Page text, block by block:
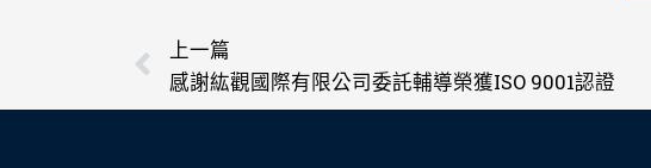
上一頁
上一篇
感謝紘觀國際有限公司委託輔導榮獲ISO 9001認證